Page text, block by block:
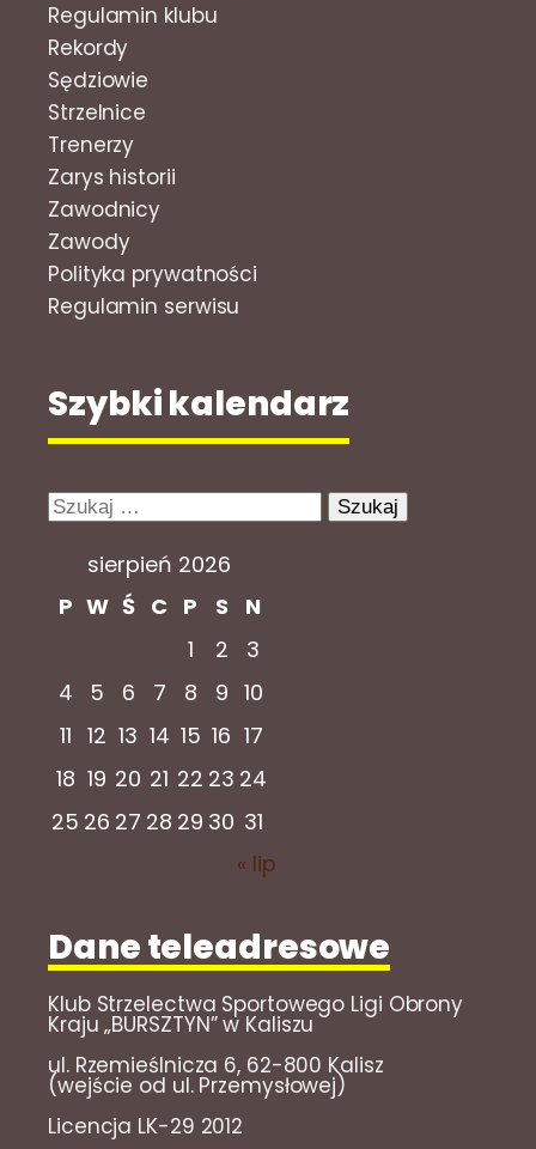
Regulamin klubu
Rekordy
Sędziowie
Strzelnice
Trenerzy
Zarys historii
Zawodnicy
Zawody
Polityka prywatności
Regulamin serwisu
Szybki kalendarz
Szukaj:
sierpień 2026
P W Ś C P S
N
1
2
3
4
5 6 7 8 9 10
11 12 13 14 15 16 17
18 19 20 21 22 23 24
25 26 27 28 29 30 31
« lip
Dane teleadresowe
Klub Strzelectwa Sportowego Ligi Obrony
Kraju „BURSZTYN” w Kaliszu
ul. Rzemieślnicza 6, 62-800 Kalisz
(wejście od ul. Przemysłowej)
Licencja LK-29 2012